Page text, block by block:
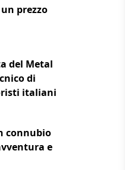
prezzo
del Metal
di
italiani
connubio
e